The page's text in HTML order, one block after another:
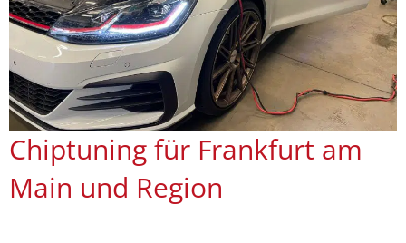
Chiptuning für Frankfurt am
Main und Region